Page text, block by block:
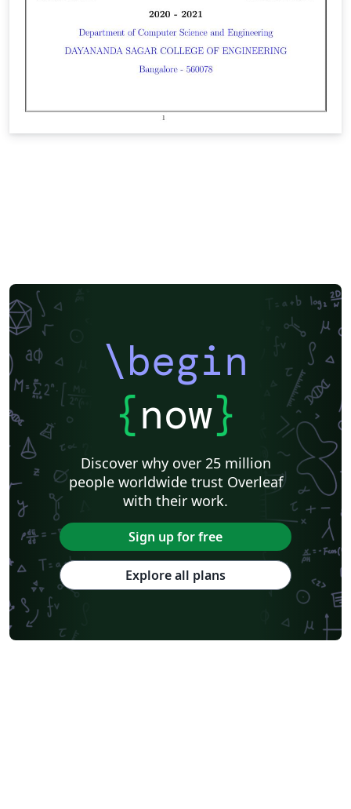
\begin
{now}
Discover why over 25 million
people worldwide trust Overleaf
with their work.
Sign up for free
Explore all plans